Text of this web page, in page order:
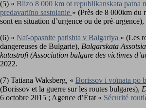
(5) « Blizo 8 000 km ot republikanskata patna
predavariïno sastoianie » (Près de 8 000km du
sont en situation d’urgence ou de pré-urgence),
(6) « Naï-opasnite patishta v Balgariya » (Les
dangereuses de Bulgarie), Balgarskata
katastrofi (Association bulgare des victimes
2022.
(7) Tatiana Waksberg, « Borissov i voïnata po
(Borissov et la guerre sur les routes bulgares),
6 octobre 2015 ; Agence d’État « Sécurité